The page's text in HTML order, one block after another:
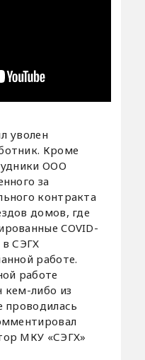
уволен
Кроме
ООО
за
контракта
домов, где
COVID-
СЭГХ
работе.
работе
кем-либо из
проводилась
МКУ «СЭГХ»